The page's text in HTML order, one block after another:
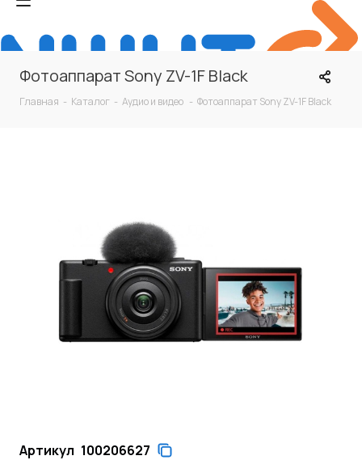
Фотоаппарат Sony ZV-1F Black
Главная - Каталог - Аудио и видео - Фотоаппарат Sony ZV-1F Black
Артикул 100206627